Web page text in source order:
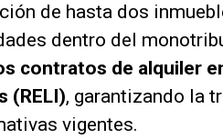
de hasta dos
dentro del
contratos de alquiler
(RELI), garantizando la
vigentes.